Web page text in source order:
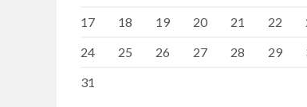
17
18 19 20 21 22
24
25 26 27 28 29
31